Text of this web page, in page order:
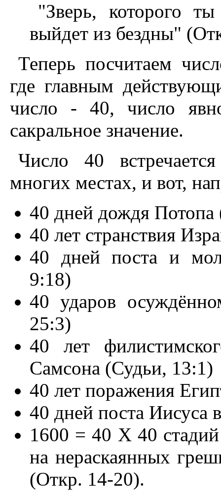
"Зверь, которого
выйдет из бездны"
Теперь посчитаем
где главным
число - 40, число
сакральное значение.
Число 40
многих местах, и вот,
40 дней дождя
40 лет странствия
40 дней поста и
9:18)
40 ударов
25:3)
40 лет
Самсона (Судьи, 13:1)
40 лет поражения
40 дней поста
1600 = 40 Х 40
на нераскаянных
(Откр. 14-20).